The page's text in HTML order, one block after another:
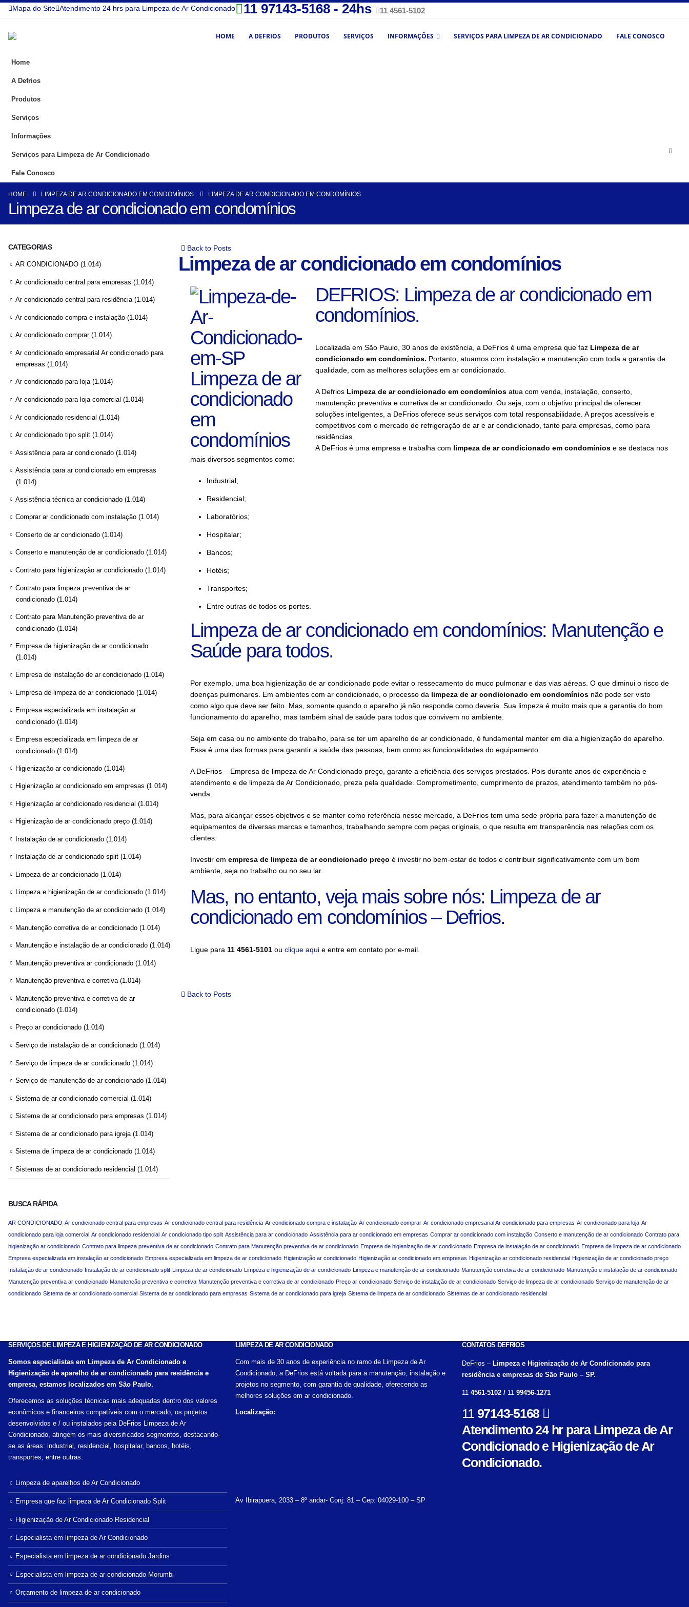
Mapa do Site Atendimento 24 hrs para Limpeza de Ar Condicionado 11 97143-5168 - 24hs 11 4561-5102
HOME A DEFRIOS PRODUTOS SERVIÇOS INFORMAÇÕES SERVIÇOS PARA LIMPEZA DE AR CONDICIONADO FALE CONOSCO
Home
A Defrios
Produtos
Serviços
Informações
Serviços para Limpeza de Ar Condicionado
Fale Conosco
HOME LIMPEZA DE AR CONDICIONADO EM CONDOMÍNIOS LIMPEZA DE AR CONDICIONADO EM CONDOMÍNIOS
Limpeza de ar condicionado em condomínios
Back to Posts
Limpeza de ar condicionado em condomínios
DEFRIOS: Limpeza de ar condicionado em
condomínios.
Localizada em São Paulo, 30 anos de existência, a DeFrios é uma empresa que faz Limpeza de ar
condicionado em condomínios. Portanto, atuamos com instalação e manutenção com toda a garantia de
qualidade, com as melhores soluções em ar condicionado.
A Defrios Limpeza de ar condicionado em condomínios atua com venda, instalação, conserto,
manutenção preventiva e corretiva de ar condicionado. Ou seja, com o objetivo principal de oferecer
soluções inteligentes, a DeFrios oferece seus serviços com total responsabilidade. A preços acessíveis e
competitivos com o mercado de refrigeração de ar e ar condicionado, tanto para empresas, como para
residências.
A DeFrios é uma empresa e trabalha com limpeza de ar condicionado em condomínios e se destaca nos
mais diversos segmentos como:
Industrial;
Residencial;
Laboratórios;
Hospitalar;
Bancos;
Hotéis;
Transportes;
Entre outras de todos os portes.
Limpeza de ar condicionado em condomínios: Manutenção e
Saúde para todos.
Por exemplo, uma boa higienização de ar condicionado pode evitar o ressecamento do muco pulmonar e das vias aéreas. O que diminui o risco de
doenças pulmonares. Em ambientes com ar condicionado, o processo da limpeza de ar condicionado em condomínios não pode ser visto
como algo que deve ser feito. Mas, somente quando o aparelho já não responde como deveria. Sua limpeza é muito mais que a garantia do bom
funcionamento do aparelho, mas também sinal de saúde para todos que convivem no ambiente.
Seja em casa ou no ambiente do trabalho, para se ter um aparelho de ar condicionado, é fundamental manter em dia a higienização do aparelho.
Essa é uma das formas para garantir a saúde das pessoas, bem como as funcionalidades do equipamento.
A DeFrios – Empresa de limpeza de Ar Condicionado preço, garante a eficiência dos serviços prestados. Pois durante anos de experiência e
atendimento e de limpeza de Ar Condicionado, preza pela qualidade. Comprometimento, cumprimento de prazos, atendimento também no pós-
venda.
Mas, para alcançar esses objetivos e se manter como referência nesse mercado, a DeFrios tem uma sede própria para fazer a manutenção de
equipamentos de diversas marcas e tamanhos, trabalhando sempre com peças originais, o que resulta em transparência nas relações com os
clientes.
Investir em empresa de limpeza de ar condicionado preço é investir no bem-estar de todos e contribuir significativamente com um bom
ambiente, seja no trabalho ou no seu lar.
Mas, no entanto, veja mais sobre nós: Limpeza de ar
condicionado em condomínios – Defrios.
Ligue para 11 4561-5101 ou clique aqui e entre em contato por e-mail.
Back to Posts
CATEGORIAS
AR CONDICIONADO (1.014)
Ar condicionado central para empresas (1.014)
Ar condicionado central para residência(1.014)
Ar condicionado compra e instalação (1.014)
Ar condicionado comprar(1.014)
Ar condicionado empresarial Ar condicionado para
empresas (1.014)
Ar condicionado para loja(1.014)
Ar condicionado para loja comercial (1.014)
Ar condicionado residencial (1.014)
Ar condicionado tipo split (1.014)
Assistência para ar condicionado (1.014)
Assistência para ar condicionado em empresas
(1.014)
Assistência técnica ar condicionado (1.014)
Comprar ar condicionado com instalação (1.014)
Conserto de ar condicionado (1.014)
Conserto e manutenção de ar condicionado (1.014)
Contrato para higienização ar condicionado (1.014)
Contrato para limpeza preventiva de ar
condicionado (1.014)
Contrato para Manutenção preventiva de ar
condicionado (1.014)
Empresa de higienização de ar condicionado
(1.014)
Empresa de instalação de ar condicionado (1.014)
Empresa de limpeza de ar condicionado (1.014)
Empresa especializada em instalação ar
condicionado (1.014)
Empresa especializada em limpeza de ar
condicionado (1.014)
Higienização ar condicionado (1.014)
Higienização ar condicionado em empresas (1.014)
Higienização ar condicionado residencial (1.014)
Higienização de ar condicionado preço (1.014)
Instalação de ar condicionado (1.014)
Instalação de ar condicionado split (1.014)
Limpeza de ar condicionado (1.014)
Limpeza e higienização de ar condicionado (1.014)
Limpeza e manutenção de ar condicionado (1.014)
Manutenção corretiva de ar condicionado (1.014)
Manutenção e instalação de ar condicionado (1.014)
Manutenção preventiva ar condicionado (1.014)
Manutenção preventiva e corretiva(1.014)
Manutenção preventiva e corretiva de ar
condicionado (1.014)
Preço ar condicionado (1.014)
Serviço de instalação de ar condicionado (1.014)
Serviço de limpeza de ar condicionado (1.014)
Serviço de manutenção de ar condicionado (1.014)
Sistema de ar condicionado comercial (1.014)
Sistema de ar condicionado para empresas (1.014)
Sistema de ar condicionado para igreja (1.014)
Sistema de limpeza de ar condicionado (1.014)
Sistemas de ar condicionado residencial (1.014)
BUSCA RÁPIDA
AR CONDICIONADO Ar condicionado central para empresas Ar condicionado central para residência Ar condicionado compra e instalação Ar condicionado comprar Ar condicionado empresarial Ar condicionado para empresas Ar condicionado para loja Ar
condicionado para loja comercial Ar condicionado residencial Ar condicionado tipo split Assistência para ar condicionado Assistência para ar condicionado em empresas Comprar ar condicionado com instalação Conserto e manutenção de ar condicionado Contrato para
higienização ar condicionado Contrato para limpeza preventiva de ar condicionado Contrato para Manutenção preventiva de ar condicionado Empresa de higienização de ar condicionado Empresa de instalação de ar condicionado Empresa de limpeza de ar condicionado
Empresa especializada em instalação ar condicionado Empresa especializada em limpeza de ar condicionado Higienização ar condicionado Higienização ar condicionado em empresas Higienização ar condicionado residencial
Higienização de ar condicionado preço
Instalação de ar condicionado Instalação de ar condicionado split Limpeza de ar condicionado Limpeza e higienização de ar condicionado Limpeza e manutenção de ar condicionado Manutenção corretiva de ar condicionado Manutenção e instalação de ar condicionado
Manutenção preventiva ar condicionado Manutenção preventiva e corretiva Manutenção preventiva e corretiva de ar condicionado Preço ar condicionado Serviço de instalação de ar condicionado Serviço de limpeza de ar condicionado Serviço de manutenção de ar
condicionado Sistema de ar condicionado comercial Sistema de ar condicionado para empresas Sistema de ar condicionado para igreja Sistema de limpeza de ar condicionado Sistemas de ar condicionado residencial
SERVIÇOS DE LIMPEZA E HIGIENIZAÇÃO DE AR CONDICIONADO
Somos especialistas em Limpeza de Ar Condicionado e
Higienização de aparelho de ar condicionado para residência e
empresa, estamos localizados em São Paulo.
Oferecemos as soluções técnicas mais adequadas dentro dos valores
econômicos e financeiros compatíveis com o mercado, os projetos
desenvolvidos e / ou instalados pela DeFrios Limpeza de Ar
Condicionado, atingem os mais diversificados segmentos, destacando-
se as áreas: industrial, residencial, hospitalar, bancos, hotéis,
transportes, entre outras.
Limpeza de aparelhos de Ar Condicionado
Empresa que faz limpeza de Ar Condicionado Split
Higienização de Ar Condicionado Residencial
Especialista em limpeza de Ar Condicionado
Especialista em limpeza de ar condicionado Jardins
Especialista em limpeza de ar condicionado Morumbi
Orçamento de limpeza de ar condicionado
LIMPEZA DE AR CONDICIONADO
Com mais de 30 anos de experiência no ramo de Limpeza de Ar
Condicionado, a DeFrios está voltada para a manutenção, instalação e
projetos no segmento, com garantia de qualidade, oferecendo as
melhores soluções em ar condicionado.
Localização:
Av Ibirapuera, 2033 – 8º andar- Conj: 81 – Cep: 04029-100 – SP
CONTATOS DEFRIOS
DeFrios – Limpeza e Higienização de Ar Condicionado para
residência e empresas de São Paulo – SP.
114561-5102 / 1199456-1271
11 97143-5168
Atendimento 24 hr para Limpeza de Ar
Condicionado e Higienização de Ar
Condicionado.